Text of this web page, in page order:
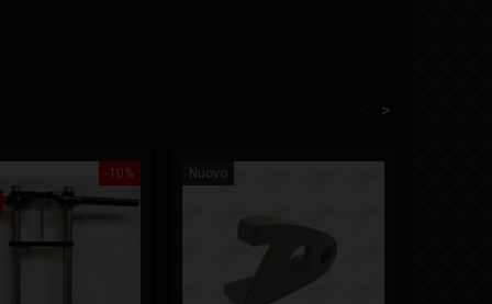
>
-10% Nuovo